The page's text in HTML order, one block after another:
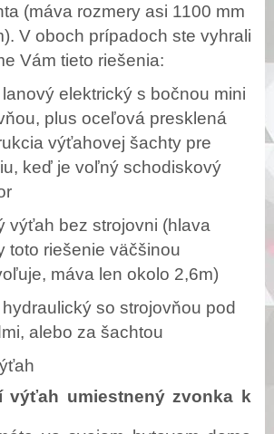
(máva rozmery asi 1100 mm
V oboch prípadoch ste vyhrali
Vám tieto riešenia:
elektrický s bočnou mini
plus oceľová presklená
výťahovej šachty pre
keď je voľný schodiskový
výťah bez strojovni (hlava
toto riešenie väčšinou
máva len okolo 2,6m)
so strojovňou pod
alebo za šachtou
výťah umiestnený zvonka k